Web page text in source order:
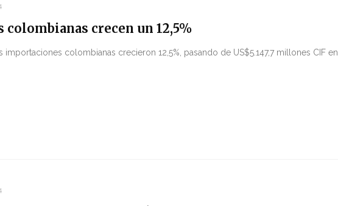
crecen un 12,5%
importaciones colombianas crecieron 12,5%, pasando de US$5.147,7 millones CIF en